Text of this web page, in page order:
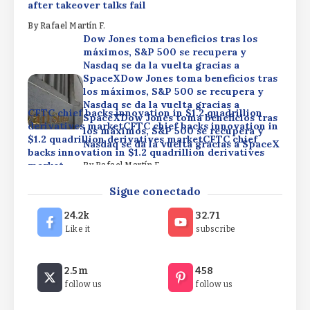
after takeover talks fail
By Rafael Martín F.
Dow Jones toma beneficios tras los
máximos, S&P 500 se recupera y
Nasdaq se da la vuelta gracias a
SpaceXDow Jones toma beneficios tras
los máximos, S&P 500 se recupera y
Nasdaq se da la vuelta gracias a
SpaceXDow Jones toma beneficios tras
los máximos, S&P 500 se recupera y
Nasdaq se da la vuelta gracias a SpaceX
By Rafael Martín F.
CFTC chief backs innovation in $1.2 quadrillion
derivatives marketCFTC chief backs innovation in
$1.2 quadrillion derivatives marketCFTC chief
backs innovation in $1.2 quadrillion derivatives
market
OpenAI acquires Rain AI patents after takeover
talks failOpenAI acquires Rain AI patents after
takeover talks failOpenAI acquires Rain AI patents
after takeover talks fail
Dow Jones toma beneficios tras los
máximos, S&P 500 se recupera y
Nasdaq se da la vuelta gracias a
Sigue conectado
24.2k
Like it
32.71
subscribe
2.5m
follow us
458
follow us